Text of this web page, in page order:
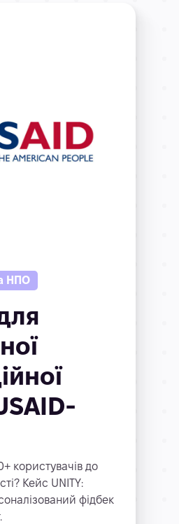
НПО
користувачів до
Кейс UNITY:
фідбек